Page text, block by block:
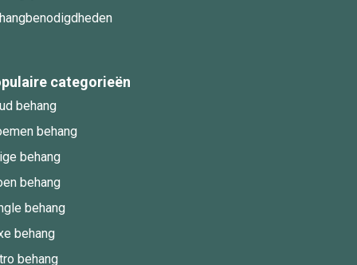
categorieën
behang
behang
behang
behang
behang
behang
behang